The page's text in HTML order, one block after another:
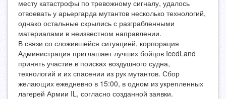
месту катастрофы по тревожному сигналу, удалось
отвоевать у арьергарда мутантов несколько технологий,
однако остальные скрылись с разграбленными
материалами в неизвестном направлении.
В связи со сложившейся ситуацией, корпорация
Администрация приглашает лучших бойцов IcedLand
принять участие в поисках воздушного судна,
технологий и их спасении из рук мутантов. Сбор
желающих ежедневно в 15:00, в одном из укрепленных
лагерей Армии IL, согласно созданной заявки.